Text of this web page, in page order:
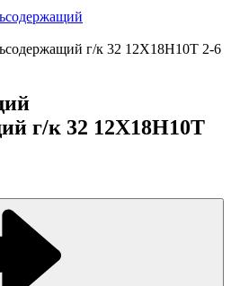
г/к 32 12Х18Н10Т 2-6
г/к 32 12Х18Н10Т